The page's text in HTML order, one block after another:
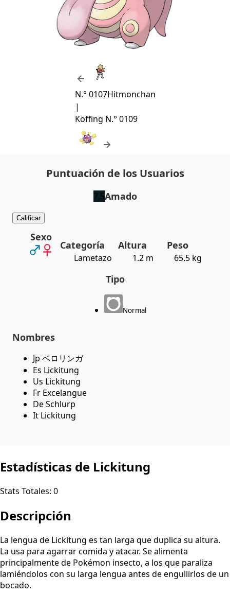
N.° 0107Hitmonchan
|
Koffing N.° 0109
Sexo
Categoría
Lametazo
Altura
1.2 m
Peso
65.5 kg
Tipo
Normal
Nombres
Jp ベロリンガ
Es Lickitung
Us Lickitung
Fr Excelangue
De Schlurp
It Lickitung
Puntuación de los Usuarios
7,5Amado
Calificar
Estadísticas de Lickitung
Stats Totales: 0
Descripción
La lengua de Lickitung es tan larga que duplica su altura.
La usa para agarrar comida y atacar. Se alimenta
principalmente de Pokémon insecto, a los que paraliza
lamiéndolos con su larga lengua antes de engullirlos de un
bocado.